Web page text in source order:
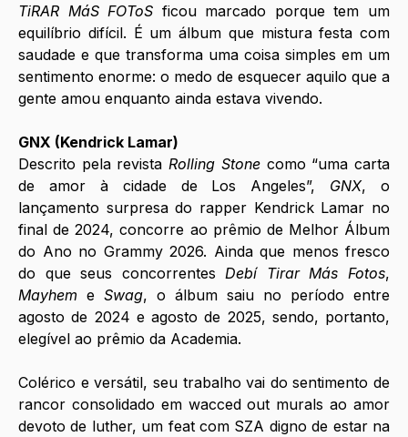
TiRAR MáS FOToS ficou marcado porque tem um
equilíbrio difícil. É um álbum que mistura festa com
saudade e que transforma uma coisa simples em um
sentimento enorme: o medo de esquecer aquilo que a
gente amou enquanto ainda estava vivendo.
GNX (Kendrick Lamar)
Descrito pela revista Rolling Stone como “uma carta
de amor à cidade de Los Angeles”, GNX, o
lançamento surpresa do rapper Kendrick Lamar no
final de 2024, concorre ao prêmio de Melhor Álbum
do Ano no Grammy 2026. Ainda que menos fresco
do que seus concorrentes Debí Tirar Más Fotos
Mayhem e Swag, o álbum saiu no período entre
agosto de 2024 e agosto de 2025, sendo, portanto,
elegível ao prêmio da Academia.
Colérico e versátil, seu trabalho vai do sentimento de
rancor consolidado em wacced out murals ao amor
devoto de luther, um feat com SZA digno de estar na